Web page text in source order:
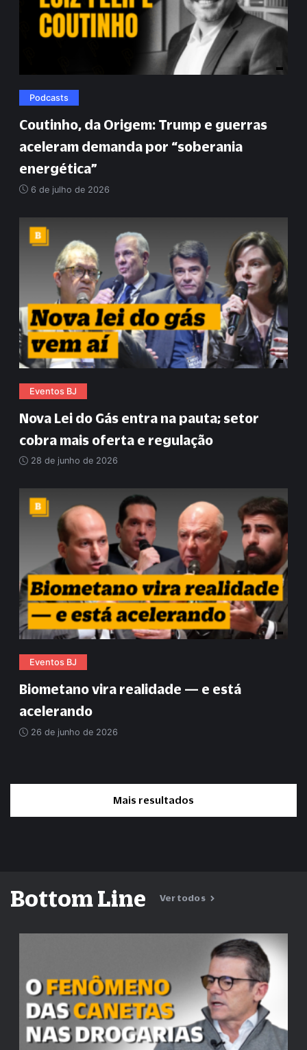
Podcasts
Coutinho, da Origem: Trump e guerras
aceleram demanda por “soberania
energética”
6 de julho de 2026
Eventos BJ
Nova Lei do Gás entra na pauta; setor
cobra mais oferta e regulação
28 de junho de 2026
Eventos BJ
Biometano vira realidade — e está
acelerando
26 de junho de 2026
Mais resultados
Bottom Line Ver todos